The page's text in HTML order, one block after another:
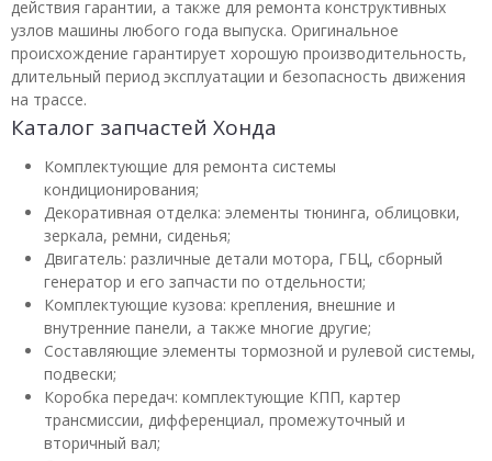
действия гарантии, а также для ремонта конструктивных
узлов машины любого года выпуска. Оригинальное
происхождение гарантирует хорошую производительность,
длительный период эксплуатации и безопасность движения
на трассе.
Каталог запчастей Хонда
Комплектующие для ремонта системы
кондиционирования;
Декоративная отделка: элементы тюнинга, облицовки,
зеркала, ремни, сиденья;
Двигатель: различные детали мотора, ГБЦ, сборный
генератор и его запчасти по отдельности;
Комплектующие кузова: крепления, внешние и
внутренние панели, а также многие другие;
Составляющие элементы тормозной и рулевой системы,
подвески;
Коробка передач: комплектующие КПП, картер
трансмиссии, дифференциал, промежуточный и
вторичный вал;